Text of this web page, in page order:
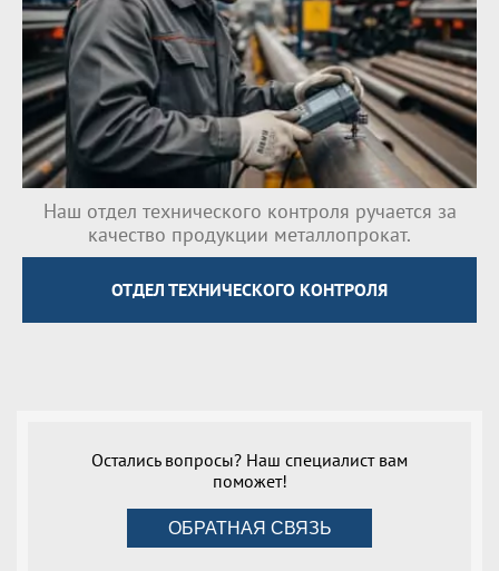
Наш отдел технического контроля ручается за
качество продукции металлопрокат.
ОТДЕЛ ТЕХНИЧЕСКОГО КОНТРОЛЯ
Остались вопросы? Наш специалист вам
поможет!
ОБРАТНАЯ СВЯЗЬ